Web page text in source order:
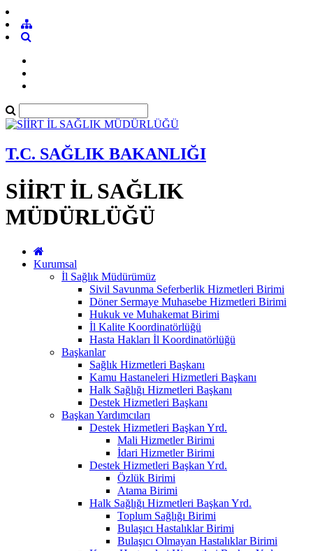
T.C. SAĞLIK BAKANLIĞI
SİİRT İL SAĞLIK
MÜDÜRLÜĞÜ
Kurumsal
İl Sağlık Müdürümüz
Sivil Savunma Seferberlik Hizmetleri Birimi
Döner Sermaye Muhasebe Hizmetleri Birimi
Hukuk ve Muhakemat Birimi
İl Kalite Koordinatörlüğü
Hasta Hakları İl Koordinatörlüğü
Başkanlar
Sağlık Hizmetleri Başkanı
Kamu Hastaneleri Hizmetleri Başkanı
Halk Sağlığı Hizmetleri Başkanı
Destek Hizmetleri Başkanı
Başkan Yardımcıları
Destek Hizmetleri Başkan Yrd.
Mali Hizmetler Birimi
İdari Hizmetler Birimi
Destek Hizmetleri Başkan Yrd.
Özlük Birimi
Atama Birimi
Halk Sağlığı Hizmetleri Başkan Yrd.
Toplum Sağlığı Birimi
Bulaşıcı Hastalıklar Birimi
Bulaşıcı Olmayan Hastalıklar Birimi